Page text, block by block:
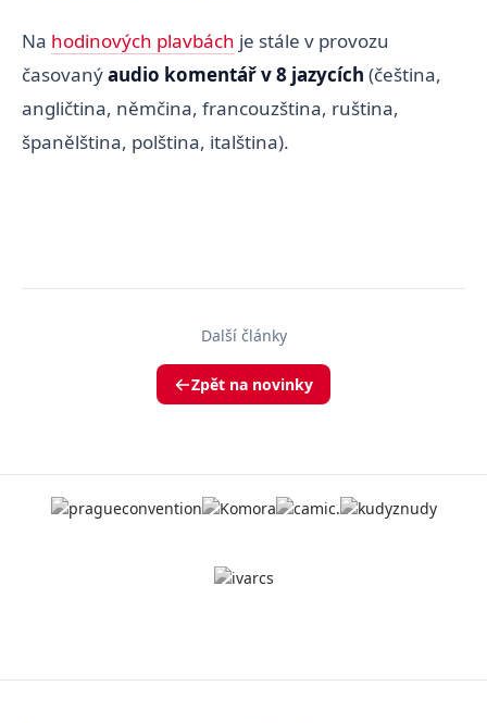
Na hodinových plavbách je stále v provozu
časovanýaudio komentář v 8 jazycích (čeština,
angličtina, němčina, francouzština, ruština,
španělština, polština, italština).
Další články
Zpět na novinky